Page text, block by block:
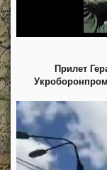
Прилет